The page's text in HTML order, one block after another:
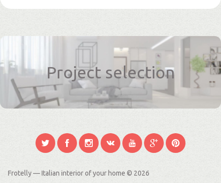
Project selection
Frotelly — Italian interior of your home © 2026